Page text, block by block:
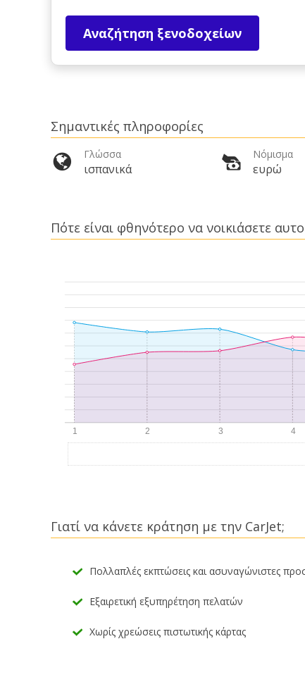
Αναζήτηση ξενοδοχείων
Σημαντικές πληροφορίες
Γλώσσα
ισπανικά
Νόμισμα
ευρώ
Πότε είναι φθηνότερο να νοικιάσετε
Γιατί να κάνετε κράτηση με την CarJet;
Πολλαπλές εκπτώσεις και ασυναγώνιστες
Εξαιρετική εξυπηρέτηση πελατών
Χωρίς χρεώσεις πιστωτικής κάρτας